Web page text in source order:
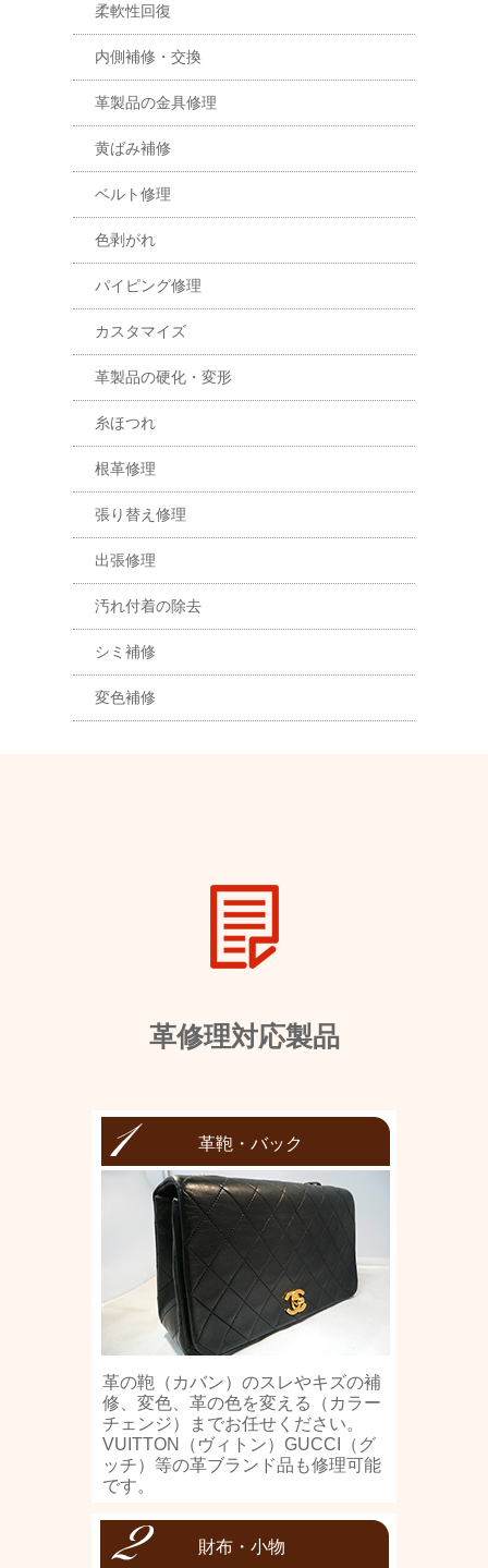
柔軟性回復
内側補修・交換
革製品の金具修理
黄ばみ補修
ベルト修理
色剥がれ
パイピング修理
カスタマイズ
革製品の硬化・変形
糸ほつれ
根革修理
張り替え修理
出張修理
汚れ付着の除去
シミ補修
変色補修
革修理対応製品
革鞄・バック
革の鞄（カバン）のスレやキズの補
修、変色、革の色を変える（カラー
チェンジ）までお任せください。
VUITTON（ヴィトン）GUCCI（グ
ッチ）等の革ブランド品も修理可能
です。
財布・小物